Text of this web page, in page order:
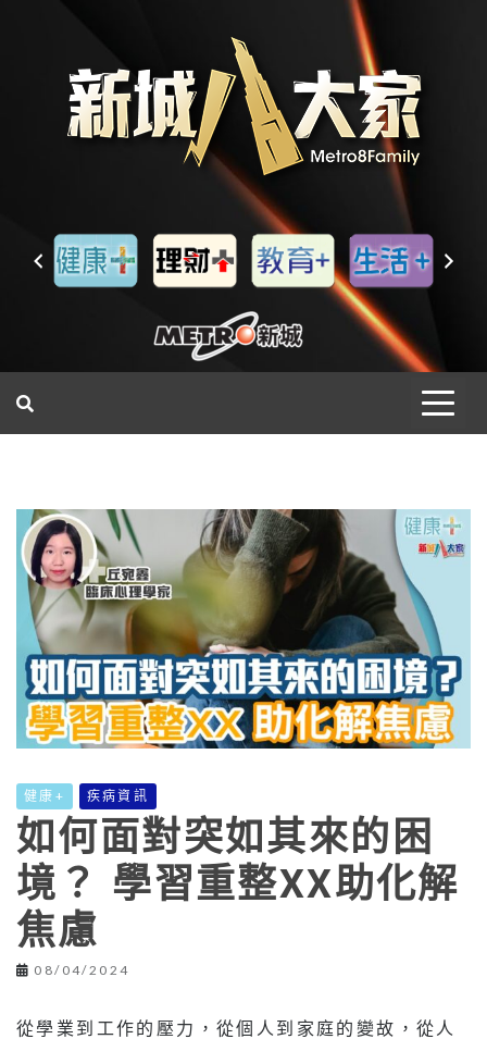
健康+ 疾病資訊
如何面對突如其來的困
境？ 學習重整XX助化解
焦慮
08/04/2024
從學業到工作的壓力，從個人到家庭的變故，從人